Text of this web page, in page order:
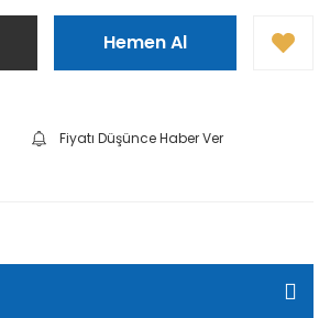
Hemen Al
Fiyatı Düşünce Haber Ver